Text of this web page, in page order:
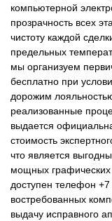
компьютерной
прозрачность всех
чистоту каждой
предельных
мы организуем
бесплатно при
дорожим
реализованные
выдается
стоимость
что является
мощных графических
доступен телефон
востребованных
выдачу исправного